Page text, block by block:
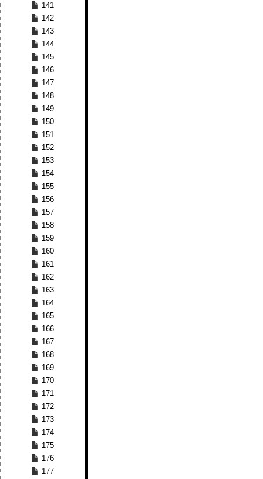
141
142
143
144
145
146
147
148
149
150
151
152
153
154
155
156
157
158
159
160
161
162
163
164
165
166
167
168
169
170
171
172
173
174
175
176
177